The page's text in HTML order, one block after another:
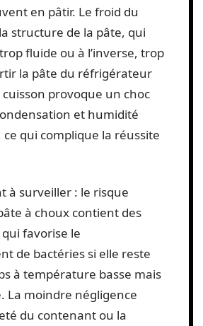
en pâtir. Le froid du
structure de la pâte, qui
fluide ou à l’inverse, trop
la pâte du réfrigérateur
provoque un choc
et humidité
qui complique la réussite
à surveiller : le risque
à choux contient des
favorise le
de bactéries si elle reste
à température basse mais
La moindre négligence
du contenant ou la